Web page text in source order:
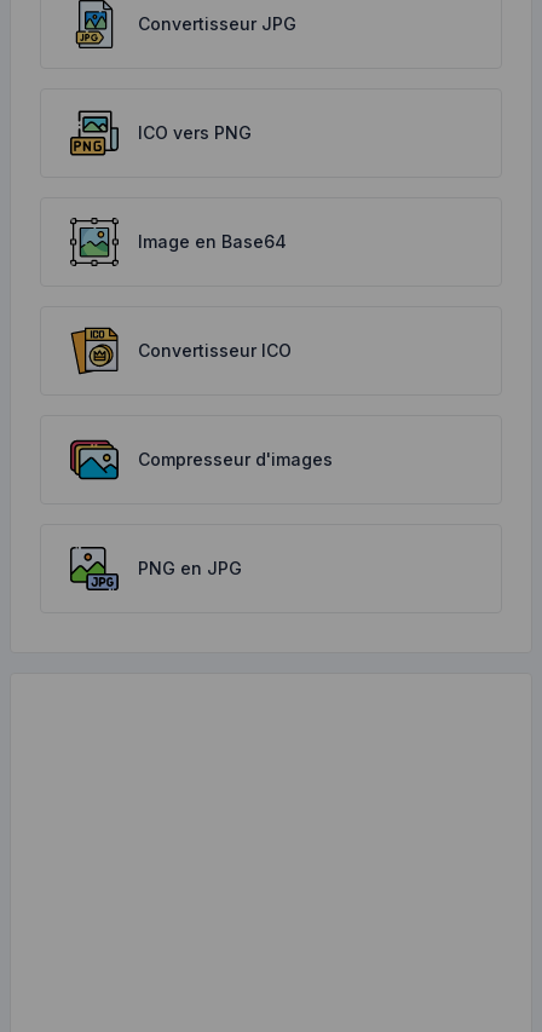
Convertisseur JPG
ICO vers PNG
Image en Base64
Convertisseur ICO
Compresseur d'images
PNG en JPG